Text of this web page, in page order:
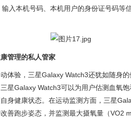
入本机号码、本机用户的身份证号码等
管理的私人管家
体验，三星Galaxy Watch3还犹如随身
星Galaxy Watch3可以为用户估测血氧
身健康状态。在运动监测方面，三星
善跑步姿态，并监测最大摄氧量（VO2